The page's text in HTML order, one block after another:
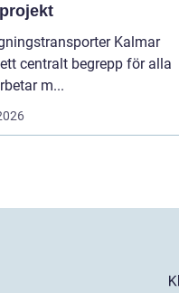
Kalmar
centralt begrepp för alla
m...